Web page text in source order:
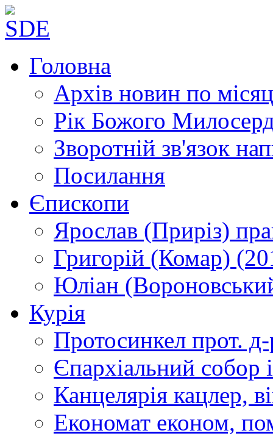
Головна
Архів новин по
Рік Божого
Зворотній зв'язок
Посилання
Єпископи
Ярослав (Приріз)
Григорій (Комар)
Юліан
Курія
Протосинкел прот.
Єпархіальний собор
Канцелярія кацлер,
Економат економ,